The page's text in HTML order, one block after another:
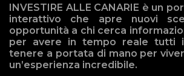
INVESTIRE ALLE CANARIE è un
interattivo che apre nuovi
opportunità a chi cerca
per avere in tempo reale tutti
tenere a portata di mano per
un’esperienza incredibile.